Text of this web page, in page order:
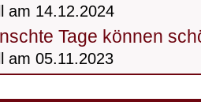
am 14.12.2024
Tage können
am 05.11.2023